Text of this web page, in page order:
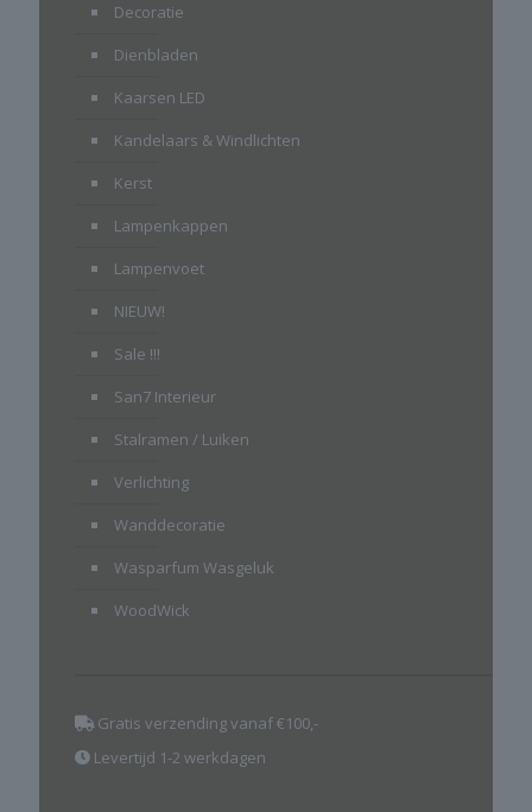
Decoratie
Dienbladen
Kaarsen LED
Kandelaars & Windlichten
Kerst
Lampenkappen
Lampenvoet
NIEUW!
Sale !!!
San7 Interieur
Stalramen / Luiken
Verlichting
Wanddecoratie
Wasparfum Wasgeluk
WoodWick
Gratis verzending vanaf €100,-
Levertijd 1-2 werkdagen